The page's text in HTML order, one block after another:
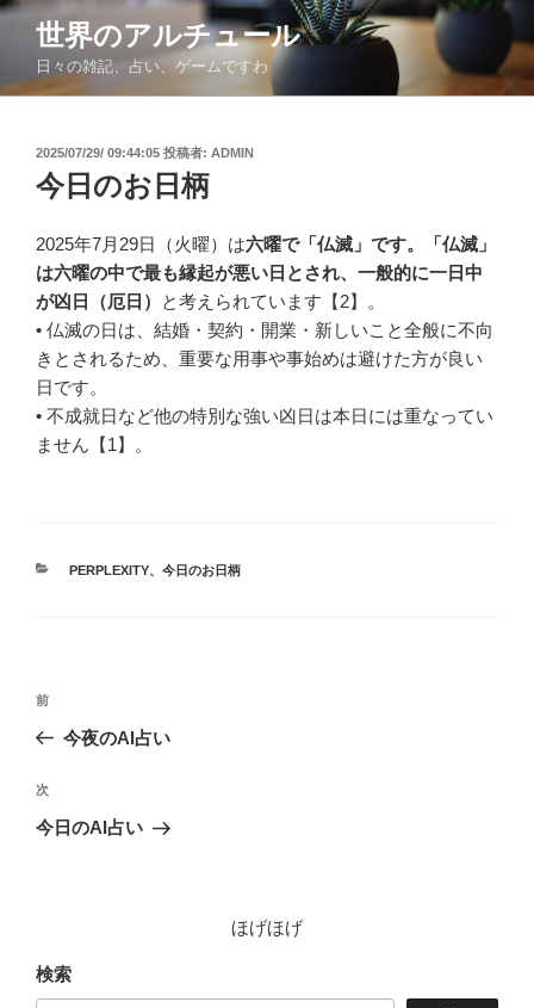
コ
ン
世界のアルチュール
日々の雑記、占い、ゲームですわ
投
稿
日:
2025/07/29/ 09:44:05 投稿者: ADMIN
今日のお日柄
2025年7月29日（火曜）は六曜で「仏滅」です。「仏滅」
は六曜の中で最も縁起が悪い日とされ、一般的に一日中
が凶日（厄日）
と考えられています【2】。
• 仏滅の日は、結婚・契約・開業・新しいこと全般に不向
きとされるため、重要な用事や事始めは避けた方が良い
日です。
• 不成就日など他の特別な強い凶日は本日には重なってい
ません【1】。
カ
PERPLEXITY、 今日のお日柄
投
ビ
ゲ
前
の
稿
前
今夜のAI占い
次
の
次
今日のAI占い
ほげほげ
検索